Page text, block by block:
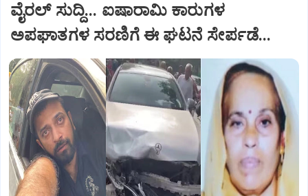
ವೈರಲ್ ಸುದ್ದಿ... ಐಷಾರಾಮಿ ಕಾರುಗಳ
ಅಪಘಾತಗಳ ಸರಣಿಗೆ ಈ ಘಟನೆ ಸೇರ್ಪಡೆ...